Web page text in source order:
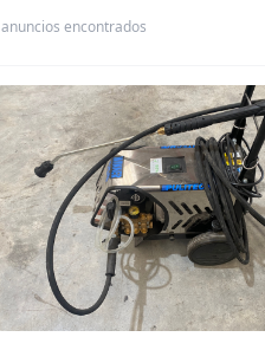
anuncios encontrados